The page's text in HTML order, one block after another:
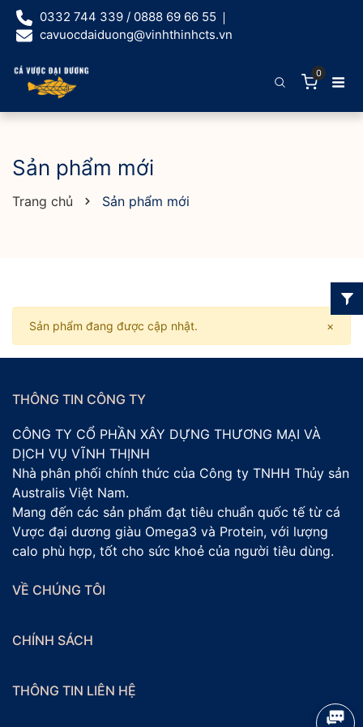
0332 744 339 / 0888 69 66 55
cavuocdaiduong@vinhthinhcts.vn
0
Sản phẩm mới
Trang chủ Sản phẩm mới
×
Sản phẩm đang được cập nhật.
THÔNG TIN CÔNG TY
CÔNG TY CỔ PHẦN XÂY DỰNG THƯƠNG MẠI VÀ
DỊCH VỤ VĨNH THỊNH
Nhà phân phối chính thức của Công ty TNHH Thủy sản
Australis Việt Nam.
Mang đến các sản phẩm đạt tiêu chuẩn quốc tế từ cá
Vược đại dương giàu Omega3 và Protein, với lượng
calo phù hợp, tốt cho sức khoẻ của người tiêu dùng.
VỀ CHÚNG TÔI
CHÍNH SÁCH
THÔNG TIN LIÊN HỆ